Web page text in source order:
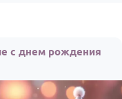
с днем рождения